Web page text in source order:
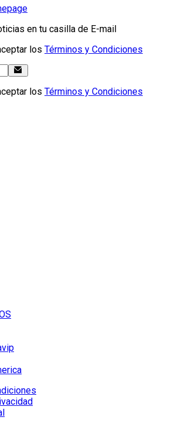
en tu casilla de E-mail
los Términos y Condiciones
los Términos y Condiciones